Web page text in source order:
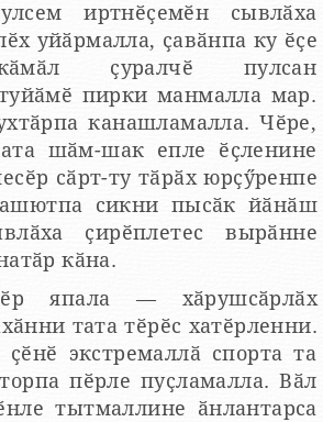
иртнӗҫемӗн сывлӑха
уйӑрмалла, ҫавӑнпа ку ӗҫе
ҫуралчӗ пулсан
туйӑмӗ пирки манмалла мар.
канашламалла. Чӗре,
шӑм-шак епле ӗҫленине
сӑрт-ту тӑрӑх юрҫӳренпе
сикни пысӑк йӑнӑш
ҫирӗплетес вырӑнне
кӑна.
япала — хӑрушсӑрлӑх
тата тӗрӗс хатӗрленни.
экстремаллӑ спорта та
пӗрле пуҫламалла. Вӑл
тытмаллине ӑнлантарса